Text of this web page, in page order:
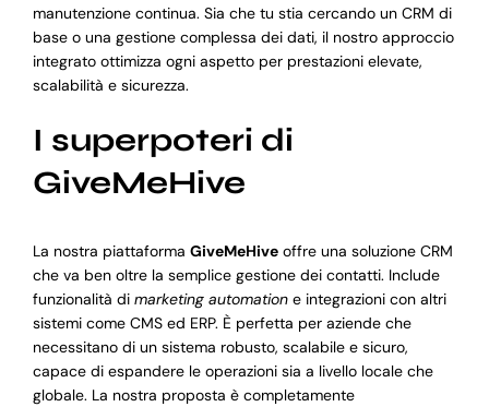
manutenzione continua. Sia che tu stia cercando un CRM di
base o una gestione complessa dei dati, il nostro approccio
integrato ottimizza ogni aspetto per prestazioni elevate,
scalabilità e sicurezza.
I superpoteri di
GiveMeHive
La nostra piattaforma GiveMeHiveoffre una soluzione CRM
che va ben oltre la semplice gestione dei contatti. Include
funzionalità di marketing automatione integrazioni con altri
sistemi come CMS ed ERP. È perfetta per aziende che
necessitano di un sistema robusto, scalabile e sicuro,
capace di espandere le operazioni sia a livello locale che
globale. La nostra proposta è completamente